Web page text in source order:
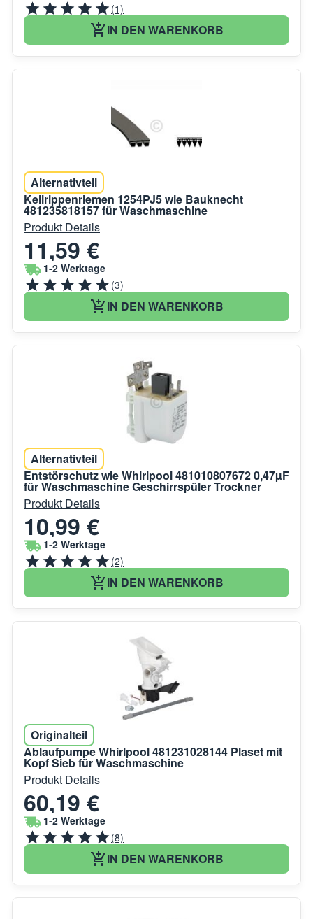
(1)
IN DEN WARENKORB
Alternativteil
Keilrippenriemen 1254PJ5 wie Bauknecht
481235818157 für Waschmaschine
Produkt Details
11,59 €
1-2 Werktage
(3)
IN DEN WARENKORB
Alternativteil
Entstörschutz wie Whirlpool 481010807672 0,47µF
für Waschmaschine Geschirrspüler Trockner
Produkt Details
10,99 €
1-2 Werktage
(2)
IN DEN WARENKORB
Originalteil
Ablaufpumpe Whirlpool 481231028144 Plaset mit
Kopf Sieb für Waschmaschine
Produkt Details
60,19 €
1-2 Werktage
(8)
IN DEN WARENKORB